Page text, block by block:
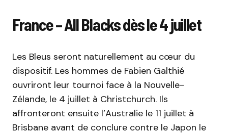
France – All Blacks dès le 4 juillet
Les Bleus seront naturellement au cœur du
dispositif. Les hommes de Fabien Galthié
ouvriront leur tournoi face à la Nouvelle-
Zélande, le 4 juillet à Christchurch. Ils
affronteront ensuite l’Australie le 11 juillet à
Brisbane avant de conclure contre le Japon le